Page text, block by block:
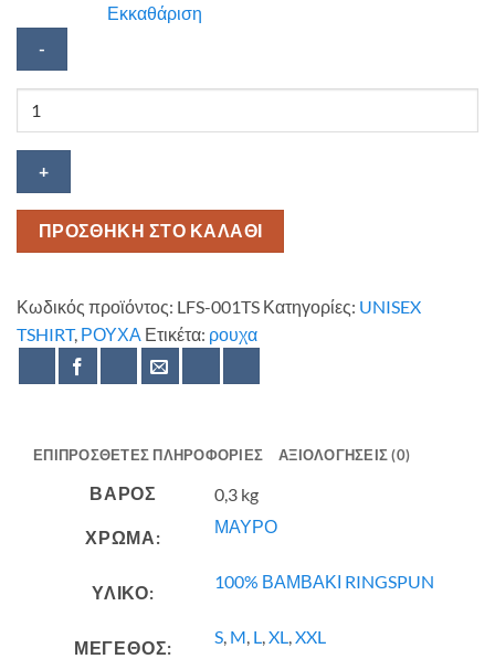
Εκκαθάριση
Saver
ποσότητα
ΠΡΟΣΘΗΚΗ ΣΤΟ ΚΑΛΑΘΙ
Κωδικός προϊόντος: LFS-001TS Κατηγορίες: UNISEX
TSHIRT, ΡΟΥΧΑ Ετικέτα: ρουχα
ΕΠΙΠΡΌΣΘΕΤΕΣ ΠΛΗΡΟΦΟΡΊΕΣ ΑΞΙΟΛΟΓΉΣΕΙΣ (0)
ΒΆΡΟΣ 0,3 kg
ΧΡΩΜΑ:
ΜΑΥΡΟ
ΥΛΙΚΟ:
100% ΒΑΜΒΑΚΙ RINGSPUN
ΜΕΓΕΘΟΣ:
S M L XL XXL